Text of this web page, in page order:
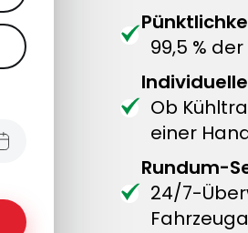
99,5 %
Ob
einer
Rundum-
24/7-